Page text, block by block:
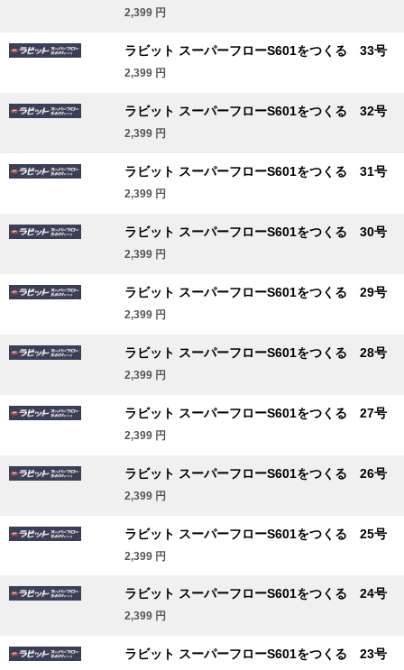
2,399 円
ラビット スーパーフローS601をつくる 33号
2,399 円
ラビット スーパーフローS601をつくる 32号
2,399 円
ラビット スーパーフローS601をつくる 31号
2,399 円
ラビット スーパーフローS601をつくる 30号
2,399 円
ラビット スーパーフローS601をつくる 29号
2,399 円
ラビット スーパーフローS601をつくる 28号
2,399 円
ラビット スーパーフローS601をつくる 27号
2,399 円
ラビット スーパーフローS601をつくる 26号
2,399 円
ラビット スーパーフローS601をつくる 25号
2,399 円
ラビット スーパーフローS601をつくる 24号
2,399 円
ラビット スーパーフローS601をつくる 23号